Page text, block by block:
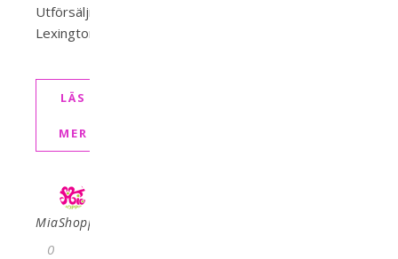
Utförsäljning
Lexington…
LÄS
MER
MiaShopping
0